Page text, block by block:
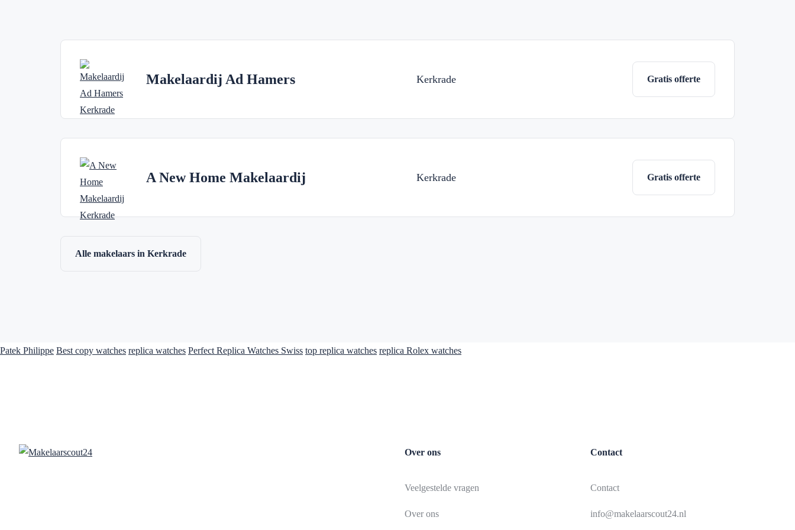
Makelaardij Ad Hamers Kerkrade Gratis offerte
A New Home Makelaardij Kerkrade Gratis offerte
Alle makelaars in Kerkrade
Patek Philippe Best copy watches replica watches Perfect Replica Watches Swiss top replica watches replica Rolex watches
Over ons
Veelgestelde vragen
Over ons
Contact
Contact
info@makelaarscout24.nl